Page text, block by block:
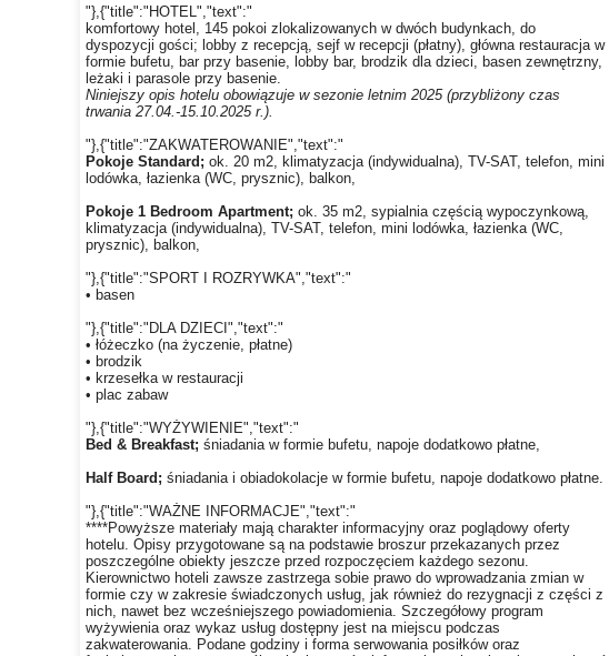
"},{"title":"HOTEL","text":"
komfortowy hotel, 145 pokoi zlokalizowanych w dwóch budynkach, do
dyspozycji gości; lobby z recepcją, sejf w recepcji (płatny), główna restauracja w
formie bufetu, bar przy basenie, lobby bar, brodzik dla dzieci, basen zewnętrzny,
leżaki i parasole przy basenie.
Niniejszy opis hotelu obowiązuje w sezonie letnim 2025 (przybliżony czas
trwania 27.04.-15.10.2025 r.).
"},{"title":"ZAKWATEROWANIE","text":"
Pokoje Standard; ok. 20 m2, klimatyzacja (indywidualna), TV-SAT, telefon, mini
lodówka, łazienka (WC, prysznic), balkon,
Pokoje 1 Bedroom Apartment; ok. 35 m2, sypialnia częścią wypoczynkową,
klimatyzacja (indywidualna), TV-SAT, telefon, mini lodówka, łazienka (WC,
prysznic), balkon,
"},{"title":"SPORT I ROZRYWKA","text":"
• basen
"},{"title":"DLA DZIECI","text":"
• łóżeczko (na życzenie, płatne)
• brodzik
• krzesełka w restauracji
• plac zabaw
"},{"title":"WYŻYWIENIE","text":"
Bed & Breakfast; śniadania w formie bufetu, napoje dodatkowo płatne,
Half Board; śniadania i obiadokolacje w formie bufetu, napoje dodatkowo płatne.
"},{"title":"WAŻNE INFORMACJE","text":"
****Powyższe materiały mają charakter informacyjny oraz poglądowy oferty
hotelu. Opisy przygotowane są na podstawie broszur przekazanych przez
poszczególne obiekty jeszcze przed rozpoczęciem każdego sezonu.
Kierownictwo hoteli zawsze zastrzega sobie prawo do wprowadzania zmian w
formie czy w zakresie świadczonych usług, jak również do rezygnacji z części z
nich, nawet bez wcześniejszego powiadomienia. Szczegółowy program
wyżywienia oraz wykaz usług dostępny jest na miejscu podczas
zakwaterowania. Podane godziny i forma serwowania posiłków oraz